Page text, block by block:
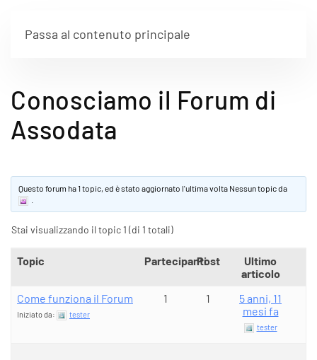
Passa al contenuto principale
Conosciamo il Forum di
Assodata
Questo forum ha 1 topic, ed è stato aggiornato l'ultima volta Nessun topic da
Stai visualizzando il topic 1 (di 1 totali)
Topic PartecipantiPost
Ultimo
articolo
Come funziona il Forum
Iniziato da: tester
1 1
5 anni, 11
mesi fa
tester